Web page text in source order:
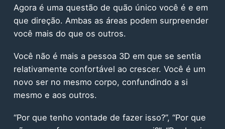
Agora é uma questão de quão único você é e em
que direção. Ambas as áreas podem surpreender
você mais do que os outros.
Você não é mais a pessoa 3D em que se sentia
relativamente confortável ao crescer. Você é um
novo ser no mesmo corpo, confundindo a si
mesmo e aos outros.
“Por que tenho vontade de fazer isso?”, “Por que